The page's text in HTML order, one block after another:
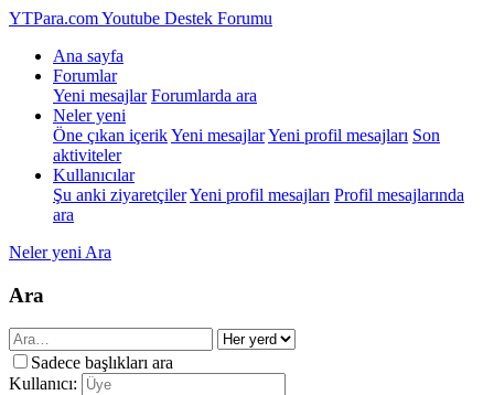
YTPara.comYoutube Destek Forumu
Ana sayfa
Forumlar
Yeni mesajlar Forumlarda ara
Neler yeni
Öne çıkan içerikYeni mesajlarYeni profil mesajları Son
aktiviteler
Kullanıcılar
Şu anki ziyaretçilerYeni profil mesajları Profil mesajlarında
ara
Neler yeni Ara
Ara
Sadece başlıkları ara
Kullanıcı: